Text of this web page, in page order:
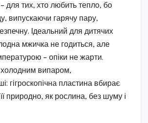
для тих, хто любить тепло, бо
випускаючи гарячу пару,
Ідеальний для дитячих
мжичка не годиться, але
– опіки не жарти.
холодним випаром,
гігроскопічна пластина вбирає
її природно, як рослина, без шуму і